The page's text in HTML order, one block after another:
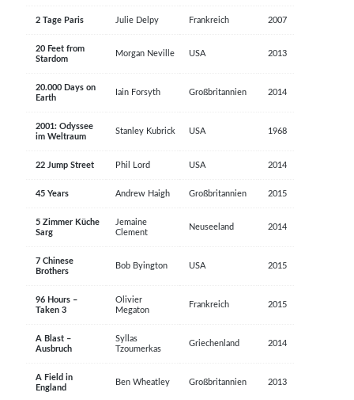
2 Tage Paris Julie Delpy Frankreich 2007
20 Feet from
Stardom
Morgan Neville USA 2013
20.000 Days on
Earth
Iain Forsyth Großbritannien 2014
2001: Odyssee
im Weltraum
Stanley Kubrick USA 1968
22 Jump Street Phil Lord USA 2014
45 Years Andrew Haigh Großbritannien 2015
5 Zimmer Küche
Sarg
Jemaine
Clement
Neuseeland 2014
7 Chinese
Brothers
Bob Byington USA 2015
96 Hours –
Taken 3
Olivier
Megaton
Frankreich 2015
A Blast –
Ausbruch
Syllas
Tzoumerkas
Griechenland 2014
A Field in
England
Ben Wheatley Großbritannien 2013